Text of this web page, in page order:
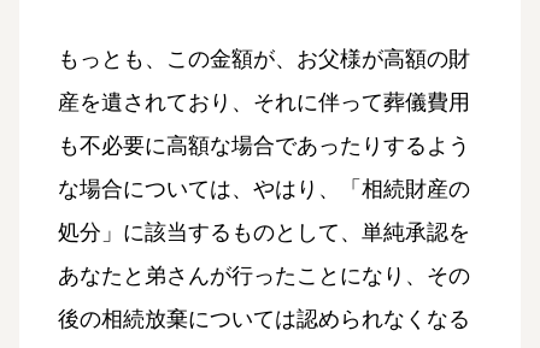
もっとも、この金額が、お父様が高額の財
産を遺されており、それに伴って葬儀費用
も不必要に高額な場合であったりするよう
な場合については、やはり、「相続財産の
処分」に該当するものとして、単純承認を
あなたと弟さんが行ったことになり、その
後の相続放棄については認められなくなる